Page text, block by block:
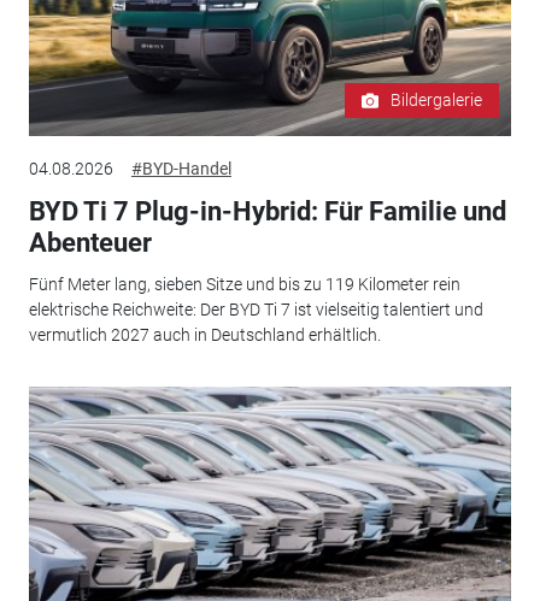
Bildergalerie
04.08.2026 #BYD-Handel
BYD Ti 7 Plug-in-Hybrid: Für Familie und
Abenteuer
Fünf Meter lang, sieben Sitze und bis zu 119 Kilometer rein
elektrische Reichweite: Der BYD Ti 7 ist vielseitig talentiert und
vermutlich 2027 auch in Deutschland erhältlich.